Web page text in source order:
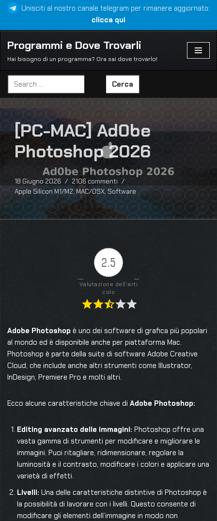
al
contenuto
Unisciti al nostro canale telegram per rimanere aggiornato:
clicca qui
Programmi e Dove Trovarli
Hai bisogno di un programma? Ora sai dove trovarlo!
Cerca
[PC-MAC] Ad0be
Photoshop 2026
18 Giugno 2026
2106 commenti
Apple Silicon M1/M2,MAC/OSX, Software
2.5
Valutazione dell'arti
colo
Adobe Photoshop è uno dei software di grafica più popolari
al mondo ed è disponibile anche per piattaforma Mac.
Photoshop è parte della suite di software Adobe Creative
Cloud, che include anche altri strumenti come Illustrator,
InDesign, Premiere Pro e molti altri.
Ecco alcune caratteristiche chiave di Adobe Photoshop:
Editing avanzato delle immagini: Photoshop offre una
vasta gamma di strumenti per modificare e migliorare le
immagini. Puoi ritagliare, ridimensionare, regolare la
luminosità e il contrasto, modificare i colori e applicare una
varietà di effetti.
Livelli: Una delle caratteristiche distintive di Photoshop è
la possibilità di lavorare con i livelli. Questo consente di
modificare gli elementi dell’immagine in modo non